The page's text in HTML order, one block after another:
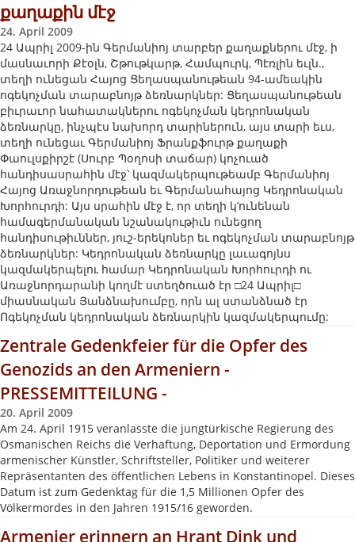
քաղաքին մէջ
24. April 2009
24 Ապրիլ 2009-ին Գերմանիոյ տարբեր քաղաքներու մէջ, ի
մասնաւորի Քէօլն, Շթութկարթ, Համպուրկ, Պէռլին եւլն.,
տեղի ունեցան Հայոց Ցեղասպանութեան 94-ամեակին
ոգեկոչման տարաբնոյթ ձեռնարկներ: Ցեղասպանութեան
բիւրաւոր նահատակներու ոգեկոչման կեդրոնական
ձեռնարկը, ինչպէս նախորդ տարիներուն, այս տարի եւս,
տեղի ունեցաւ Գերմանիոյ Ֆրանքֆուրթ քաղաքի
Փաուլսքիրշէ (Սուրբ Պօղոսի տաճար) կոչուած
հանդիսասրահին մէջ՝ կազմակերպութեամբ Գերմանիոյ
Հայոց Առաջնորդութեան եւ Գերմանահայոց Կեդրոնական
Խորհուրդի: Այս սրահին մէջ է, որ տեղի կ’ունենան
համագերմանական նշանակութիւն ունեցող
հանդիսութիւններ, յուշ-երեկոներ եւ ոգեկոչման տարաբնոյթ
ձեռնարկներ: Կեդրոնական ձեռնարկը լաւագոյնս
կազմակերպելու համար Կեդրոնական Խորհուրդի ու
Առաջնորդարանի կողմէ ստեղծուած էր □24 Ապրիլ□
միասնական Յանձնախումբը, որն ալ ստանձնած էր
Ոգեկոչման կեդրոնական ձեռնարկին կազմակերպումը:
Zentrale Gedenkfeier für die Opfer des
Genozids an den Armeniern -
PRESSEMITTEILUNG -
20. April 2009
Am 24. April 1915 veranlasste die jungtürkische Regierung des
Osmanischen Reichs die Verhaftung, Deportation und Ermordung
armenischer Künstler, Schriftsteller, Politiker und weiterer
Repräsentanten des öffentlichen Lebens in Konstantinopel. Dieses
Datum ist zum Gedenktag für die 1,5 Millionen Opfer des
Völkermordes in den Jahren 1915/16 geworden.
Armenier erinnern an Hrant Dink und